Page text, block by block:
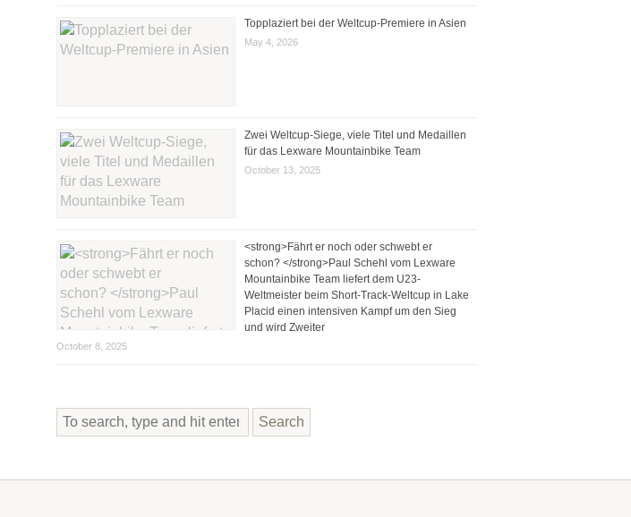
Topplaziert bei der Weltcup-Premiere in Asien
May 4, 2026
Zwei Weltcup-Siege, viele Titel und Medaillen
für das Lexware Mountainbike Team
October 13, 2025
<strong>Fährt er noch oder schwebt er
schon? </strong>Paul Schehl vom Lexware
Mountainbike Team liefert dem U23-
Weltmeister beim Short-Track-Weltcup in Lake
Placid einen intensiven Kampf um den Sieg
und wird Zweiter
October 8, 2025
Search